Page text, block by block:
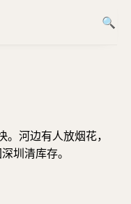
河边有人放烟花，
圳清库存。